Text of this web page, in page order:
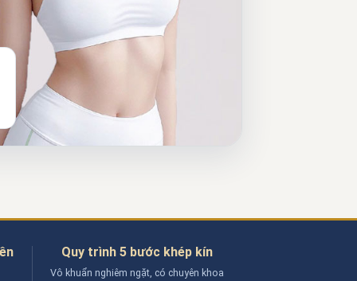
Quy trình 5 bước khép kín
Vô khuẩn nghiêm ngặt, có chuyên khoa